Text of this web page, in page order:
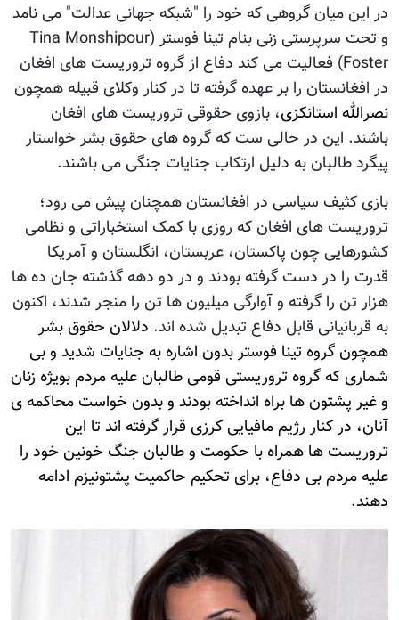
در این میان گروهی که خود را "شبکه جهانی عدالت" می نامد
و تحت سرپرستی زنی بنام تینا فوستر (Tina Monshipour
Foster) فعالیت می کند دفاع از گروه تروریست های افغان
در افغانستان را بر عهده گرفته تا در کنار وکلای قبیله همچون
نصرالله استانکزی، بازوی حقوقی تروریست های افغان
باشند. این در حالی ست که گروه های حقوق بشر خواستار
پیگرد طالبان به دلیل ارتکاب جنایات جنگی می باشند.
بازی کثیف سیاسی در افغانستان همچنان پیش می رود؛
تروریست های افغان که روزی با کمک استخباراتی و نظامی
کشورهایی چون پاکستان، عربستان، انگلستان و آمریکا
قدرت را در دست گرفته بودند و در دو دهه گذشته جان ده ها
هزار تن را گرفته و آوارگی میلیون ها تن را منجر شدند، اکنون
به قربانیانی قابل دفاع تبدیل شده اند. دلالان حقوق بشر
همچون گروه تینا فوستر بدون اشاره به جنایات شدید و بی
شماری که گروه تروریستی قومی طالبان علیه مردم بويژه زنان
و غیر پشتون ها براه انداخته بودند و بدون خواست محاکمه ی
آنان، در کنار رژيم مافیایی کرزی قرار گرفته اند تا این
تروریست ها همراه با حکومت و طالبان جنگ خونین خود را
علیه مردم بی دفاع، برای تحکیم حاکمیت پشتونیزم ادامه
دهند.